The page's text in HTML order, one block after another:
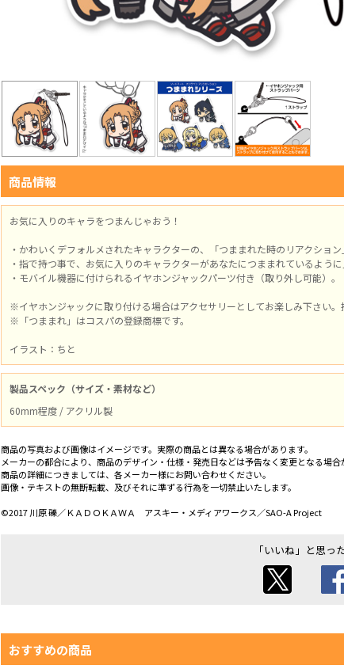
商品情報
お気に入りのキャラをつまんじゃおう！
・かわいくデフォルメされたキャラクターの、「つままれた時のリアクショ
・指で持つ事で、お気に入りのキャラクターがあなたにつままれているように
・モバイル機器に付けられるイヤホンジャックパーツ付き（取り外し可能）。
※イヤホンジャックに取り付ける場合はアクセサリーとしてお楽しみ下さい
※「つままれ」はコスパの登録商標です。
イラスト：ちと
製品スペック（サイズ・素材など）
60mm程度 / アクリル製
商品の写真および画像はイメージです。実際の商品とは異なる場合があります。
メーカーの都合により、商品のデザイン・仕様・発売日などは予告なく変更となる場合
商品の詳細につきましては、各メーカー様にお問い合わせください。
画像・テキストの無断転載、及びそれに準ずる行為を一切禁止いたします。
©2017 川原 礫／ＫＡＤＯＫＡＷＡ アスキー・メディアワークス／SAO-A Project
「いいね」と思っ
おすすめの商品